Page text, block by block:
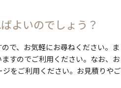
よいのでしょう？
で、お気軽にお尋ねください。ま
ますのでご利用ください。なお、お
をご利用ください。お見積りやご